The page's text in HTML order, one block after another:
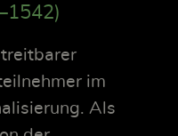
im
Als